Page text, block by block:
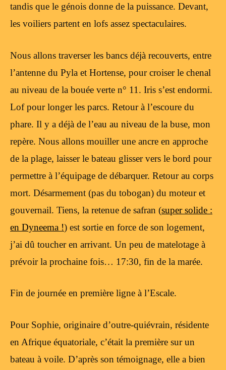
tandis que le génois donne de la puissance. Devant,
les voiliers partent en lofs assez spectaculaires.
Nous allons traverser les bancs déjà recouverts, entre
l’antenne du Pyla et Hortense, pour croiser le chenal
au niveau de la bouée verte n° 11. Iris s’est endormi.
Lof pour longer les parcs. Retour à l’escoure du
phare. Il y a déjà de l’eau au niveau de la buse, mon
repère. Nous allons mouiller une ancre en approche
de la plage, laisser le bateau glisser vers le bord pour
permettre à l’équipage de débarquer. Retour au corps
mort. Désarmement (pas du tobogan) du moteur et
gouvernail. Tiens, la retenue de safran (super solide :
en Dyneema !) est sortie en force de son logement,
j’ai dû toucher en arrivant. Un peu de matelotage à
prévoir la prochaine fois… 17:30, fin de la marée.
Fin de journée en première ligne à l’Escale.
Pour Sophie, originaire d’outre-quiévrain, résidente
en Afrique équatoriale, c’était la première sur un
bateau à voile. D’après son témoignage, elle a bien